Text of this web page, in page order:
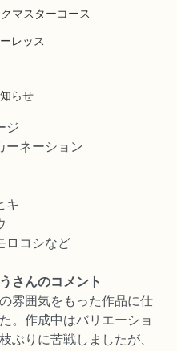
マスターコース
レッス
らせ
ジ
ーネーション
キ
ロコシなど
さんのコメント
雰囲気をもった作品に仕
。作成中はバリエーショ
ぶりに苦戦しましたが、